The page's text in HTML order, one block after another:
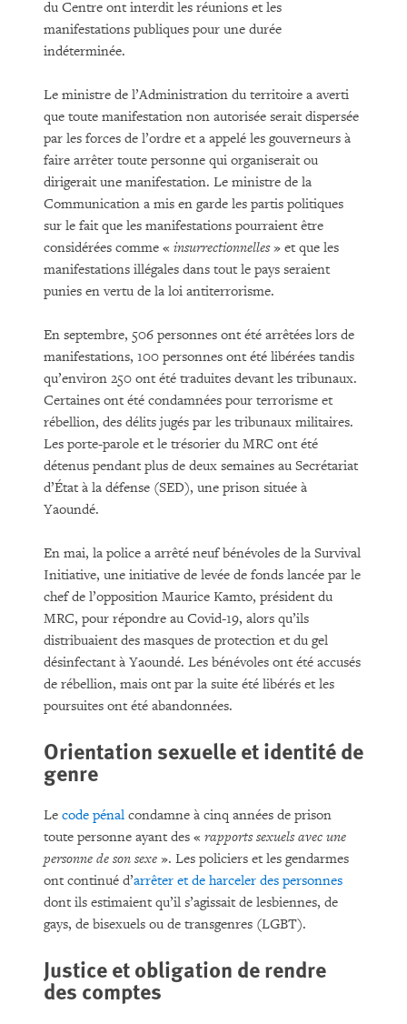
du Centre ont interdit les réunions et les
manifestations publiques pour une durée
indéterminée.
Le ministre de l’Administration du territoire a averti
que toute manifestation non autorisée serait dispersée
par les forces de l’ordre et a appelé les gouverneurs à
faire arrêter toute personne qui organiserait ou
dirigerait une manifestation. Le ministre de la
Communication a mis en garde les partis politiques
sur le fait que les manifestations pourraient être
considérées comme « insurrectionnelles» et que les
manifestations illégales dans tout le pays seraient
punies en vertu de la loi antiterrorisme.
En septembre, 506 personnes ont été arrêtées lors de
manifestations, 100 personnes ont été libérées tandis
qu’environ 250 ont été traduites devant les tribunaux.
Certaines ont été condamnées pour terrorisme et
rébellion, des délits jugés par les tribunaux militaires.
Les porte-parole et le trésorier du MRC ont été
détenus pendant plus de deux semaines au Secrétariat
d’État à la défense (SED), une prison située à
Yaoundé.
En mai, la police a arrêté neuf bénévoles de la Survival
Initiative, une initiative de levée de fonds lancée par le
chef de l’opposition Maurice Kamto, président du
MRC, pour répondre au Covid-19, alors qu’ils
distribuaient des masques de protection et du gel
désinfectant à Yaoundé. Les bénévoles ont été accusés
de rébellion, mais ont par la suite été libérés et les
poursuites ont été abandonnées.
Orientation sexuelle et identité de
genre
Le code pénal condamne à cinq années de prison
toute personne ayant des « rapports sexuels avec une
personne de son sexe ». Les policiers et les gendarmes
ont continué d’arrêter et de harceler des personnes
dont ils estimaient qu’il s’agissait de lesbiennes, de
gays, de bisexuels ou de transgenres (LGBT).
Justice et obligation de rendre
des comptes